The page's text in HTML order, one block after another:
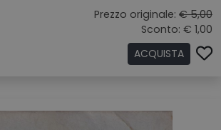
Prezzo originale: € 5,00
Sconto: € 1,00
ACQUISTA